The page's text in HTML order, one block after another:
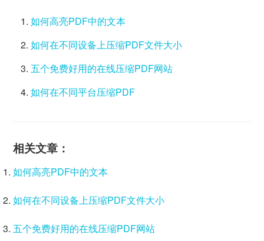
如何高亮PDF中的文本
如何在不同设备上压缩PDF文件大小
五个免费好用的在线压缩PDF网站
如何在不同平台压缩PDF
相关文章：
如何高亮PDF中的文本
如何在不同设备上压缩PDF文件大小
五个免费好用的在线压缩PDF网站